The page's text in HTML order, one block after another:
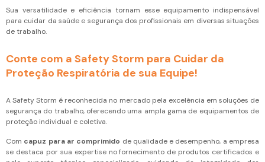
Sua versatilidade e eficiência tornam esse equipamento indispensável
para cuidar da saúde e segurança dos profissionais em diversas situações
de trabalho.
Conte com a Safety Storm para Cuidar da
Proteção Respiratória de sua Equipe!
A Safety Storm é reconhecida no mercado pela excelência em soluções de
segurança do trabalho, oferecendo uma ampla gama de equipamentos de
proteção individual e coletiva.
Com capuz para ar comprimido de qualidade e desempenho, a empresa
se destaca por sua expertise no fornecimento de produtos certificados e